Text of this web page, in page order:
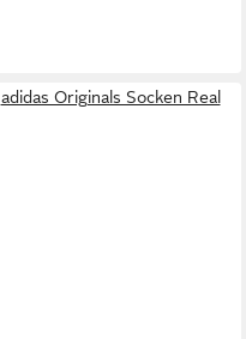
adidas Originals Socken Real